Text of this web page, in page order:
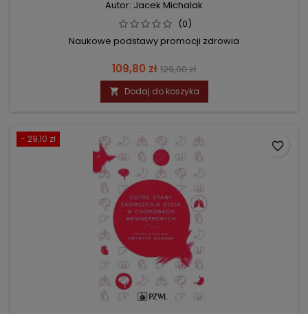
Autor: Jacek Michalak
(0)
Naukowe podstawy promocji zdrowia
Cena
109,80 zł Cena
podstawowa
129,00 zł
 Dodaj do koszyka
- 29,10 zł
favorite_border